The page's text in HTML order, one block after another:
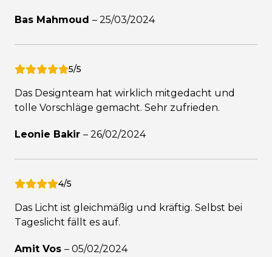
Bas Mahmoud – 25/03/2024
5/5
Das Designteam hat wirklich mitgedacht und
tolle Vorschläge gemacht. Sehr zufrieden.
Leonie Bakir – 26/02/2024
4/5
Das Licht ist gleichmäßig und kräftig. Selbst bei
Tageslicht fällt es auf.
Amit Vos – 05/02/2024